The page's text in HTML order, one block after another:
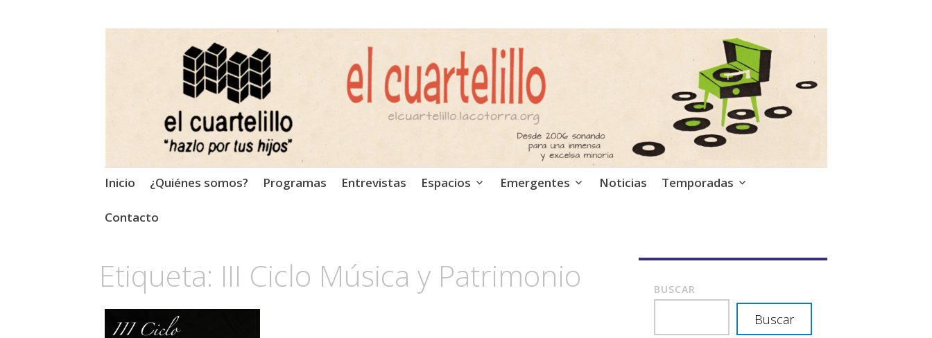
El Cuartelillo
Programa de radio de música independiente. Podcast
Saltar
contenido
Inicio ¿Quiénes somos? Programas Entrevistas Espacios Emergentes Noticias Temporadas
Contacto
Etiqueta: III Ciclo Música y Patrimonio BUSCAR
Buscar